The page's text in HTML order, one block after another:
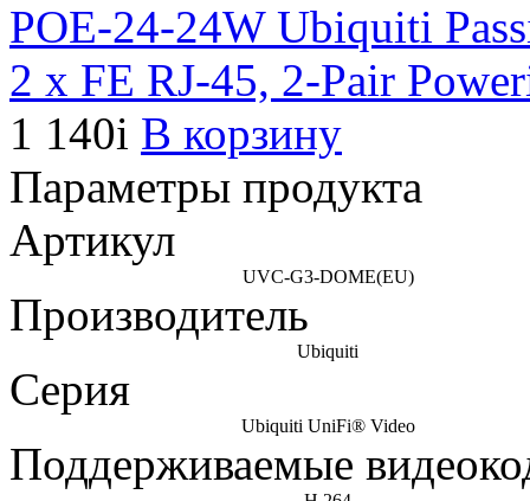
POE-24-24W Ubiquiti
2 x FE RJ-45, 2-Pair
1 140i В корзину
Параметры продукта
Артикул
UVC-G3-DOME(EU)
Производитель
Ubiquiti
Серия
Ubiquiti UniFi® Video
Поддерживаемые